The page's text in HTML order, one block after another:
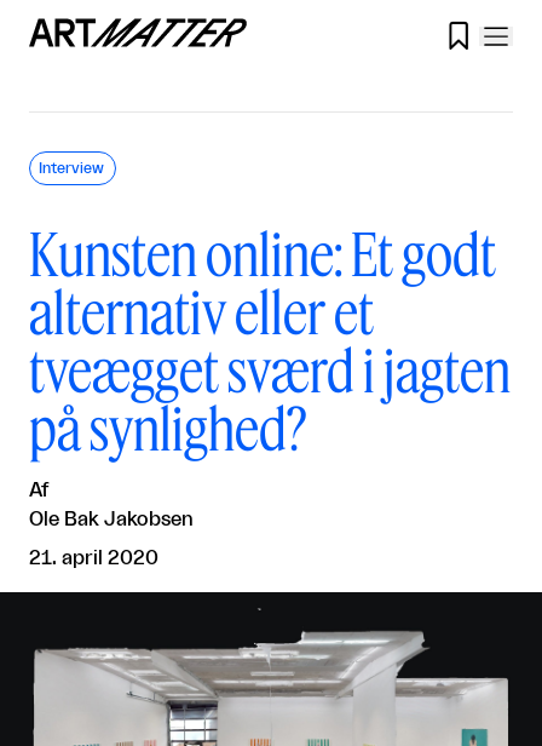

Kunsten online: Et godt
alternativ eller et
tveægget sværd i jagten
på synlighed?
Af
Ole Bak Jakobsen
21. april 2020
Interview